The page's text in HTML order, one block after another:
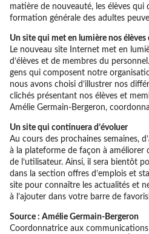
matière de nouveauté, les élèves qui
formation générale des adultes
Un site qui met en lumière nos élèves
Le nouveau site Internet met en
d’élèves et de membres du
gens qui composent notre
nous avons choisi d’illustrer nos
clichés présentant nos élèves et
Amélie Germain-Bergeron,
Un site qui continuera d’évoluer
Au cours des prochaines semaines,
à la plateforme de façon à améliorer
de l’utilisateur. Ainsi, il sera bientôt
dans la section offres d’emplois et
site pour connaître les actualités et
à l’ajouter dans votre barre de
Source : Amélie Germain-Bergeron
Coordonnatrice aux communications